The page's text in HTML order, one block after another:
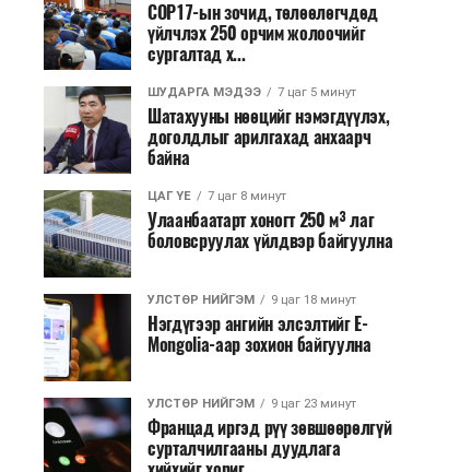
COP17-ын зочид, төлөөлөгчдөд
үйлчлэх 250 орчим жолоочийг
сургалтад х...
ШУДАРГА МЭДЭЭ 7 цаг 5 минут
Шатахууны нөөцийг нэмэгдүүлэх,
доголдлыг арилгахад анхаарч
байна
ЦАГ ҮЕ 7 цаг 8 минут
Улаанбаатарт хоногт 250 м³ лаг
боловсруулах үйлдвэр байгуулна
УЛСТӨР НИЙГЭМ 9 цаг 18 минут
Нэгдүгээр ангийн элсэлтийг E-
Mongolia-аар зохион байгуулна
УЛСТӨР НИЙГЭМ 9 цаг 23 минут
Францад иргэд рүү зөвшөөрөлгүй
сурталчилгааны дуудлага